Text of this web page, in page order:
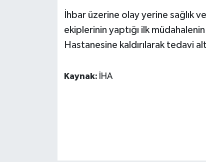
İhbar üzerine olay yerine sağlık
ekiplerinin yaptığı ilk
Hastanesine kaldırılarak tedavi
Kaynak: İHA
İş Dünyası
Jandarma